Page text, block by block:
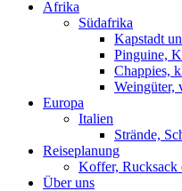
Afrika
Südafrika
Kapstadt
Pinguine,
Chappies,
Weingüter,
Europa
Italien
Strände,
Reiseplanung
Koffer, Rucksack
Über uns